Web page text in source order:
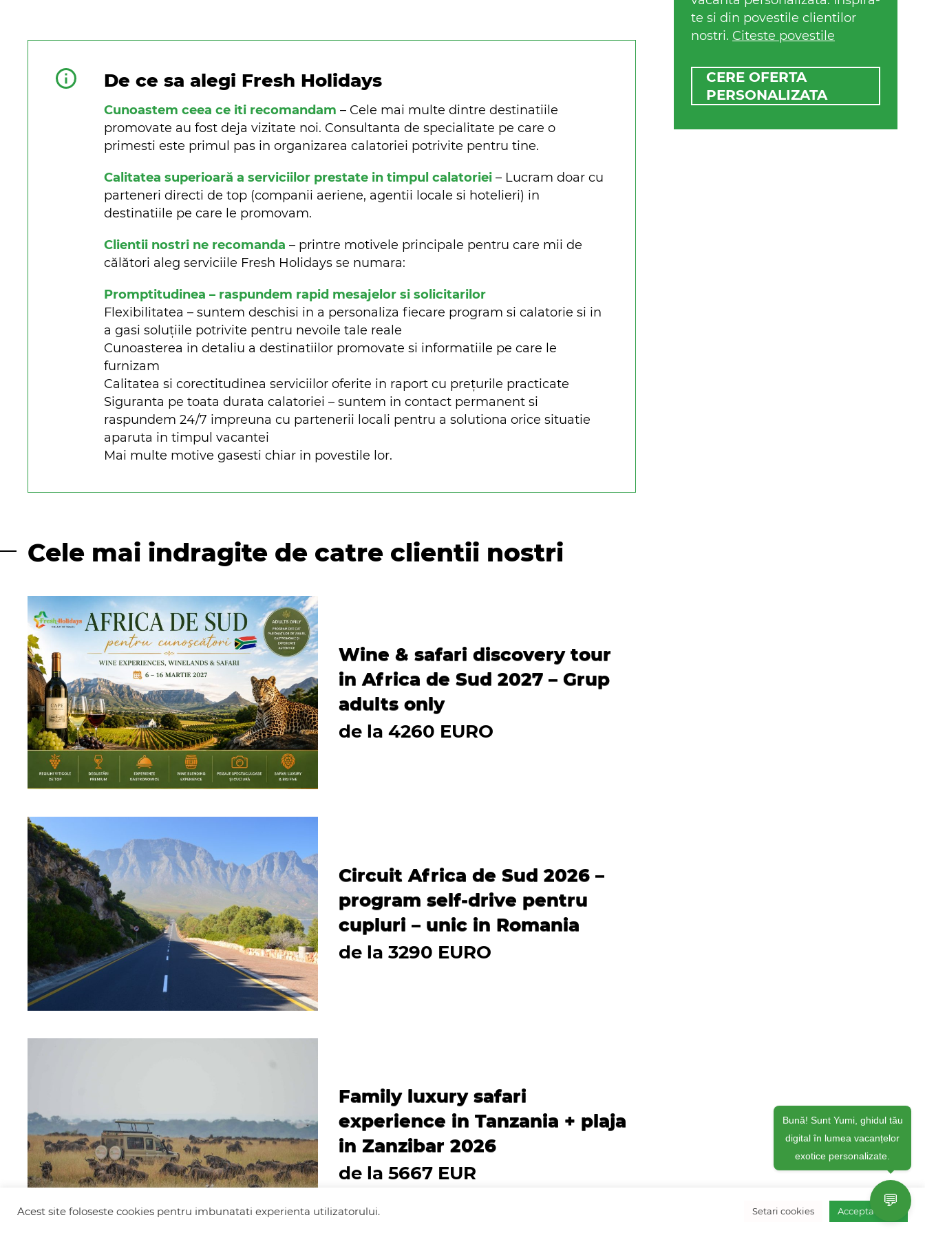
De ce sa alegi Fresh Holidays
Cunoastem ceea ce iti recomandam – Cele mai multe dintre destinatiile
promovate au fost deja vizitate noi. Consultanta de specialitate pe care o
primesti este primul pas in organizarea calatoriei potrivite pentru tine.
Calitatea superioară a serviciilor prestate in timpul calatoriei – Lucram doar cu
parteneri directi de top (companii aeriene, agentii locale si hotelieri) in
destinatiile pe care le promovam.
Clientii nostri ne recomanda – printre motivele principale pentru care mii de
călători aleg serviciile Fresh Holidays se numara:
Promptitudinea – raspundem rapid mesajelor si solicitarilor
Flexibilitatea – suntem deschisi in a personaliza fiecare program si calatorie si in
a gasi soluțiile potrivite pentru nevoile tale reale
Cunoasterea in detaliu a destinatiilor promovate si informatiile pe care le
furnizam
Calitatea si corectitudinea serviciilor oferite in raport cu prețurile practicate
Siguranta pe toata durata calatoriei – suntem in contact permanent si
raspundem 24/7 impreuna cu partenerii locali pentru a solutiona orice situatie
aparuta in timpul vacantei
Mai multe motive gasesti chiar in povestile lor.
Cele mai indragite de catre clientii nostri
Wine & safari discovery tour
in Africa de Sud 2027 – Grup
adults only
de la 4260 EURO
Circuit Africa de Sud 2026 –
program self-drive pentru
cupluri – unic in Romania
de la 3290 EURO
Family luxury safari
experience in Tanzania + plaja
in Zanzibar 2026
de la 5667 EUR
te si din povestile clientilor
nostri. Citeste povestile
CERE OFERTA
PERSONALIZATA
Acest site foloseste cookies pentru imbunatati experienta utilizatorului. Setari cookies Accepta toate
💬
Bună! Sunt Yumi, ghidul tău
digital în lumea vacanțelor
exotice personalizate.